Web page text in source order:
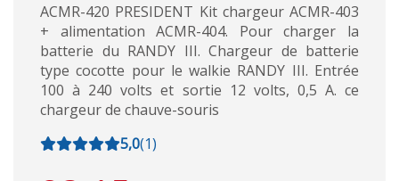
ACMR-420 PRESIDENT Kit chargeur ACMR-403
+ alimentation ACMR-404. Pour charger la
batterie du RANDY III. Chargeur de batterie
type cocotte pour le walkie RANDY III. Entrée
100 à 240 volts et sortie 12 volts, 0,5 A. ce
chargeur de chauve-souris
5,0(1)